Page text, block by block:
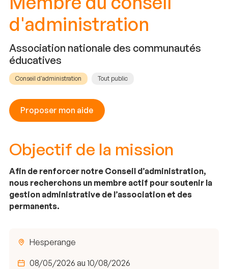
d'administration
Association nationale des communautés
éducatives
Conseil d'administration Tout public
Proposer mon aide
Objectif de la mission
Afin de renforcer notre Conseil d’administration,
nous recherchons un membre actif pour soutenir la
gestion administrative de l’association et des
permanents.
Hesperange
08/05/2026 au 10/08/2026